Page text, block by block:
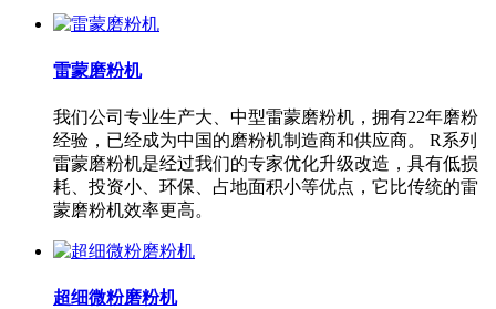
雷蒙磨粉机
我们公司专业生产大、中型雷蒙磨粉机，拥有22年磨粉
经验，已经成为中国的磨粉机制造商和供应商。 R系列
雷蒙磨粉机是经过我们的专家优化升级改造，具有低损
耗、投资小、环保、占地面积小等优点，它比传统的雷
蒙磨粉机效率更高。
超细微粉磨粉机